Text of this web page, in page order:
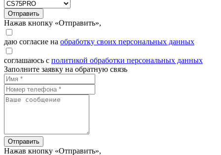
Отправить
Нажав кнопку «Отправить»,
даю согласие на обработку своих персональных данных
соглашаюсь с политикой обработки персональных данных
Заполните заявку на обратную связь
Отправить
Нажав кнопку «Отправить»,